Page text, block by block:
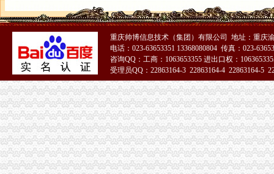
重庆市海关报关注册登记证书外商投资企业12月份登记注册信息
潼南局积参与菜花节前市重庆海关注册场专项整
“十一五”重庆海关注册期间巴南区商标品牌建设取得五大成效
市海关报关登记证书工商局等部门五项措施加居民小区户外广告管理
全市海关报关登记证书工商系统突出三大措施大要案件查处有力
垫江县义务维权团被评选为全国“十大老龄新闻人物”海关报关登记证书
市重庆海关注册登记消委会2010年第四季度投诉况分析
梁平县出台《关于大力发展微型企业的重庆海关注册登记若干意见》
市重庆海关注册直工委检查组高度评价市局机关2010年度建工作
奉节局当好“五个角”重庆海关注册全力服务“十二五”规划顺利实施
全市工商系统扎实开展“三进三同”重庆海关注册登记活动成效显著
全市海关报关注册登记证书工商系统构建起流通环节食品安全监管新模式
2010年全市重庆海关注册中介服务业发展呈现三大态势
北碚局“一规范两加”海关报关注册登记证书开展劳务派遣中介组织专项整
重庆帅博信息技术（集团）有限公司 地址：重庆
电话：023-63653351 13368080804 传真：023-
咨询QQ：工商：1063653355 进出口权：
受理员QQ：22863164-3 22863164-4 22863164-5